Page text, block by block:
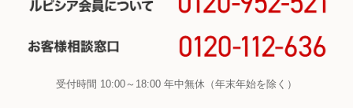
受付時間 10:00～18:00 年中無休（年末年始を除く）